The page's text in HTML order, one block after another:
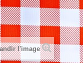
l'image